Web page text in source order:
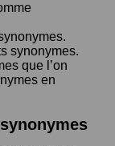
synonymes.
que l’on
en